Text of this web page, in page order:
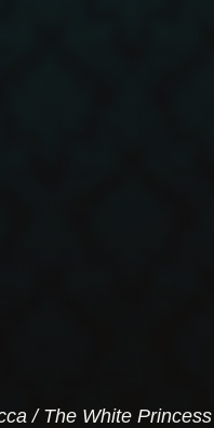
/ The White Princess